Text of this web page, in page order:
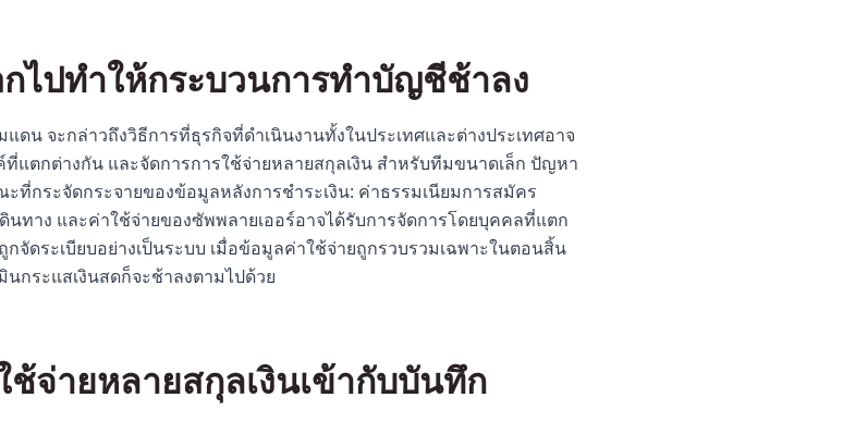
ไปทำให้กระบวนการทำบัญชีช้าลง
ดน จะกล่าวถึงวิธีการที่ธุรกิจที่ดำเนินงานทั้งในประเทศและต่างประเทศอาจ
ที่แตกต่างกัน และจัดการการใช้จ่ายหลายสกุลเงิน สำหรับทีมขนาดเล็ก ปัญหา
ที่กระจัดกระจายของข้อมูลหลังการชำระเงิน: ค่าธรรมเนียมการสมัคร
ทาง และค่าใช้จ่ายของซัพพลายเออร์อาจได้รับการจัดการโดยบุคคลที่แตก
จัดระเบียบอย่างเป็นระบบ เมื่อข้อมูลค่าใช้จ่ายถูกรวบรวมเฉพาะในตอนสิ้น
กระแสเงินสดก็จะช้าลงตามไปด้วย
ช้จ่ายหลายสกุลเงินเข้ากับบันทึก